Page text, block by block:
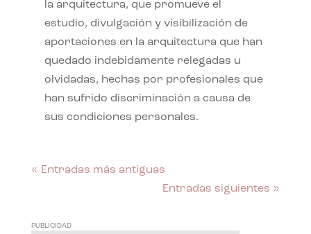
la arquitectura, que promueve el
estudio, divulgación y visibilización de
aportaciones en la arquitectura que han
quedado indebidamente relegadas u
olvidadas, hechas por profesionales que
han sufrido discriminación a causa de
sus condiciones personales.
« Entradas más antiguas
Entradas siguientes »
PUBLICIDAD